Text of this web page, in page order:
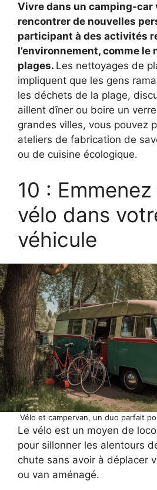
Vivre dans un camping-car
rencontrer de nouvelles
participant à des activités
l’environnement, comme le
plages. Les nettoyages de
impliquent que les gens
les déchets de la plage,
aillent dîner ou boire un
grandes villes, vous pouvez
ateliers de fabrication de
ou de cuisine écologique.
10 :
vélo dans
véhicule
Vélo et campervan, un duo parfait
Le vélo est un moyen de
pour sillonner les alentours
chute sans avoir à déplacer
ou van aménagé.